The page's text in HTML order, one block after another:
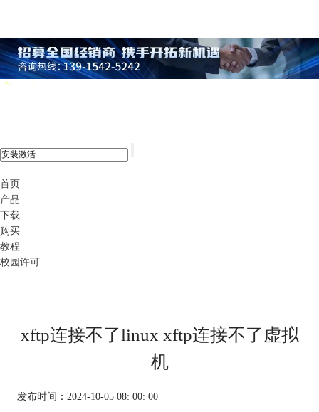
首页
产品
下载
购买
教程
校园许可
xftp连接不了linux xftp连接不了虚拟
机
发布时间：2024-10-05 08: 00: 00